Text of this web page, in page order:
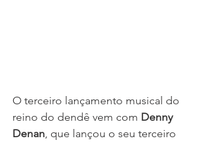
O terceiro lançamento musical do
reino do dendê vem com Denny
Denan , que lançou o seu terceiro